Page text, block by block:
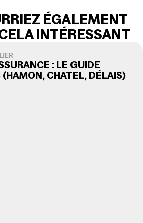
ÉGALEMENT
INTÉRESSANT
: LE GUIDE
CHATEL, DÉLAIS)